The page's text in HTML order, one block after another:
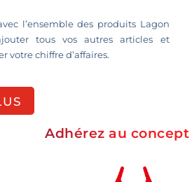
l’ensemble des produits Lagon
tous vos autres articles et
votre chiffre d’affaires.
Adhérez au